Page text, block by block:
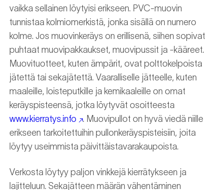
vaikka sellainen löytyisi erikseen. PVC-muovin
tunnistaa kolmiomerkistä, jonka sisällä on numero
kolme. Jos muovinkeräys on erillisenä, siihen sopivat
puhtaat muovipakkaukset, muovipussit ja -kääreet.
Muovituotteet, kuten ämpärit, ovat polttokelpoista
jätettä tai sekajätettä. Vaaralliselle jätteelle, kuten
maaleille, loisteputkille ja kemikaaleille on omat
keräyspisteensä, jotka löytyvät osoitteesta
www.kierratys.info
. Muovipullot on hyvä viedä niille
erikseen tarkoitettuihin pullonkeräyspisteisiin, joita
löytyy useimmista päivittäistavarakaupoista.
Verkosta löytyy paljon vinkkejä kierrätykseen ja
lajitteluun. Sekajätteen määrän vähentäminen